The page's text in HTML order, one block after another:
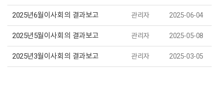
2025년6월이사회의 결과보고 관리자 2025-06-04
2025년5월이사회의 결과보고 관리자 2025-05-08
2025년3월이사회의 결과보고 관리자 2025-03-05